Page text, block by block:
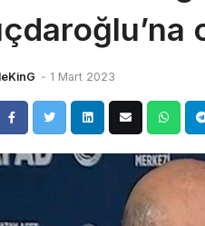
- 1 Mart 2023